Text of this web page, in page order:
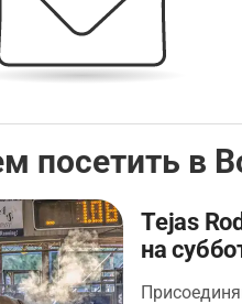
посетить в
Tejas
на